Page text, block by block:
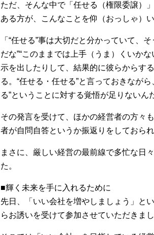
ただ、そんな中で「任せる（権限委譲）
ある方が、こんなことを仰（おっしゃ）い
「“任せる”事は大切だと分かっていて、
だな”“このままでは上手（うま）くいか
示を出したりして、結果的に彼らからす
る。“任せる・任せる”と言っておきなが
る”ということに対する覚悟が足りないん
その発言を受けて、ほかの経営者の方々
者が自問自答というか振返りをしておら
まさに、厳しい経営の最前線で多忙な日
た。
■輝く未来を手に入れるために
先日、「いい会社を増やしましょう」と
らお誘いを受けて参加させていただきまし